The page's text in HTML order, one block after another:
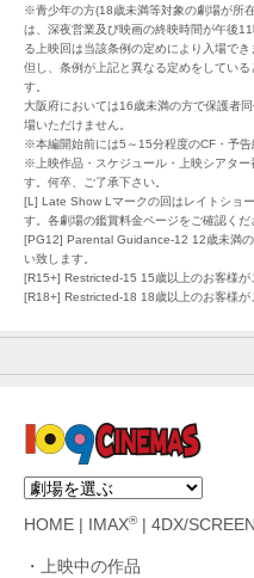
※青少年の方(18歳未満等対象の劇場が所
は、深夜営業及び映画の終映時間が午後
る上映回は当該条例の定めにより入場でき
但し、条例が上記と異なる定めをしてい
す。
大阪府においては16歳未満の方で保護者
場いただけません。
※本編開始前には5～15分程度のCF・予告
※上映作品・スケジュール・上映シアタ
す。何卒、ご了承下さい。
[L] Late Show Lマークの回はレイトショ
す。各劇場の鑑賞料金ページをご確認くだ
[PG12] Parental Guidance-12 12歳未満
い致します。
[R15+] Restricted-15 15歳以上のお客様が
[R18+] Restricted-18 18歳以上のお客様が
HOME IMAX®| 4DX/
上映中の作品